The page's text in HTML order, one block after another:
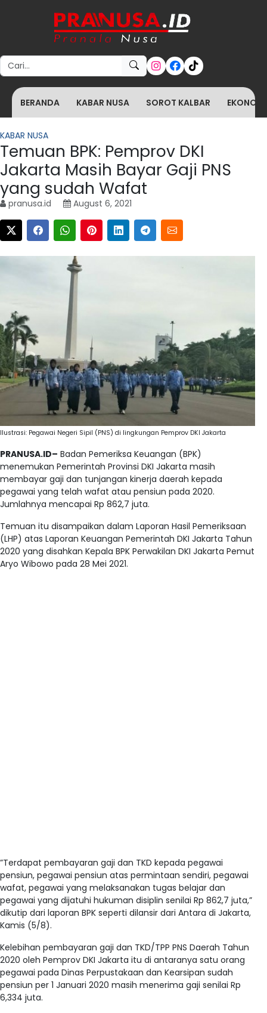
Search for:
BERANDA KABAR NUSA SOROT KALBAR
KABAR NUSA
Temuan BPK: Pemprov DKI
Jakarta Masih Bayar Gaji PNS
yang sudah Wafat
pranusa.id August 6, 2021
Ilustrasi: Pegawai Negeri Sipil (PNS) di lingkungan Pemprov DKI Jakarta
PRANUSA.ID– Badan Pemeriksa Keuangan (BPK)
menemukan Pemerintah Provinsi DKI Jakarta masih
membayar gaji dan tunjangan kinerja daerah kepada
pegawai yang telah wafat atau pensiun pada 2020.
Jumlahnya mencapai Rp 862,7 juta.
Temuan itu disampaikan dalam Laporan Hasil Pemeriksaan
(LHP) atas Laporan Keuangan Pemerintah DKI Jakarta Tahun
2020 yang disahkan Kepala BPK Perwakilan DKI Jakarta Pemut
Aryo Wibowo pada 28 Mei 2021.
”Terdapat pembayaran gaji dan TKD kepada pegawai
pensiun, pegawai pensiun atas permintaan sendiri, pegawai
wafat, pegawai yang melaksanakan tugas belajar dan
pegawai yang dijatuhi hukuman disiplin senilai Rp 862,7 juta,”
dikutip dari laporan BPK seperti dilansir dari Antara di Jakarta,
Kamis (5/8).
Kelebihan pembayaran gaji dan TKD/TPP PNS Daerah Tahun
2020 oleh Pemprov DKI Jakarta itu di antaranya satu orang
pegawai pada Dinas Perpustakaan dan Kearsipan sudah
pensiun per 1 Januari 2020 masih menerima gaji senilai Rp
6,334 juta.